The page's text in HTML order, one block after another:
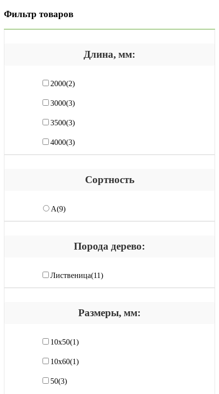
Фильтр товаров
Длина, мм:
2000(2)
3000(3)
3500(3)
4000(3)
Сортность
А(9)
Порода дерево:
Лиственица(11)
Размеры, мм:
10х50(1)
10х60(1)
50(3)